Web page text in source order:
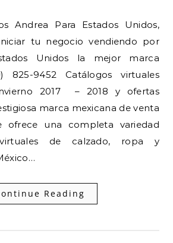
tu negocio vendiendo por
Unidos la mejor marca
825-9452 Catálogos virtuales
2017 – 2018 y ofertas
marca mexicana de venta
ofrece una completa variedad
de calzado, ropa y
Reading